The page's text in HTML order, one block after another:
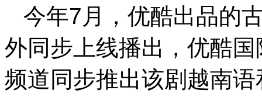
今年7月，优酷出品的
外同步上线播出，优酷
频道同步推出该剧越南